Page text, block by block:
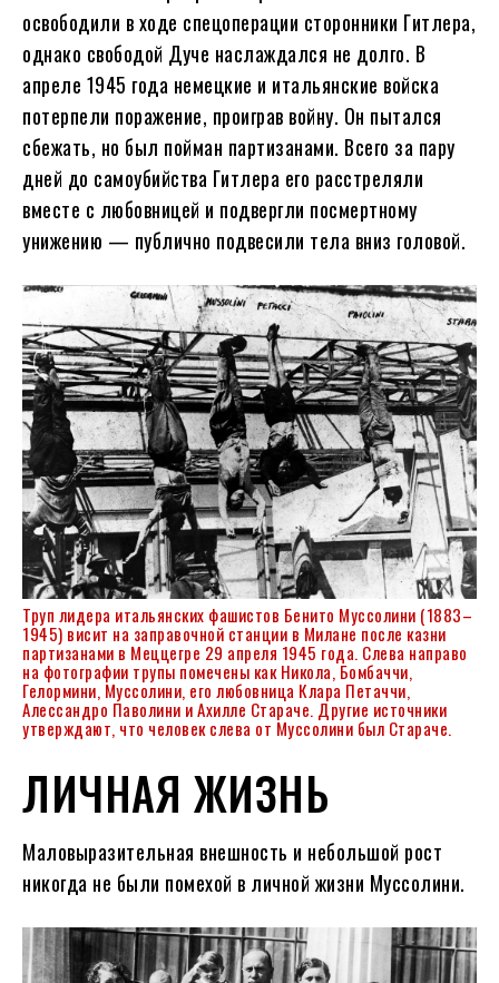
освободили в ходе спецоперации сторонники Гитлера,
однако свободой Дуче наслаждался не долго. В
апреле 1945 года немецкие и итальянские войска
потерпели поражение, проиграв войну. Он пытался
сбежать, но был пойман партизанами. Всего за пару
дней до самоубийства Гитлера его расстреляли
вместе с любовницей и подвергли посмертному
унижению — публично подвесили тела вниз головой.
Труп лидера итальянских фашистов Бенито Муссолини (1883–
1945) висит на заправочной станции в Милане после казни
партизанами в Меццегре 29 апреля 1945 года. Слева направо
на фотографии трупы помечены как Никола, Бомбаччи,
Гелормини, Муссолини, его любовница Клара Петаччи,
Алессандро Паволини и Ахилле Стараче. Другие источники
утверждают, что человек слева от Муссолини был Стараче.
ЛИЧНАЯ ЖИЗНЬ
Маловыразительная внешность и небольшой рост
никогда не были помехой в личной жизни Муссолини.